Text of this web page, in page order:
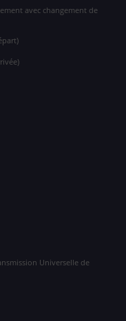
avec changement de
Universelle de